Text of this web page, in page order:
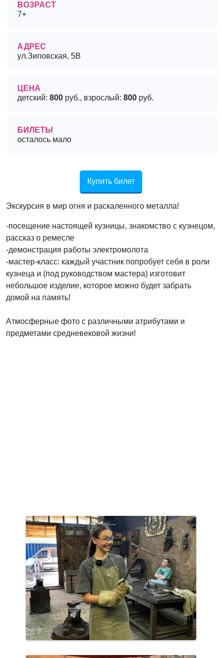
ВОЗРАСТ
7+
АДРЕС
ул.Зиповская, 5B
ЦЕНА
детский: 800 руб., взрослый: 800 руб.
БИЛЕТЫ
осталось мало
Купить билет
Экскурсия в мир огня и раскаленного металла!
-посещение настоящей кузницы, знакомство с кузнецом,
рассказ о ремесле
-демонстрация работы электромолота
-мастер-класс: каждый участник попробует себя в роли
кузнеца и (под руководством мастера) изготовит
небольшое изделие, которое можно будет забрать
домой на память!
Атмосферные фото с различными атрибутами и
предметами средневековой жизни!